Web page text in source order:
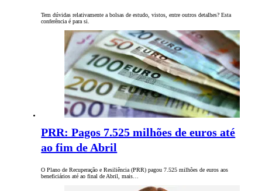
Tem dúvidas relativamente a bolsas de estudo, vistos, entre outros detalhes? Esta
conferência é para si.
PRR: Pagos 7.525 milhões de euros até
ao fim de Abril
O Plano de Recuperação e Resiliência (PRR) pagou 7.525 milhões de euros aos
beneficiários até ao final de Abril, mais…